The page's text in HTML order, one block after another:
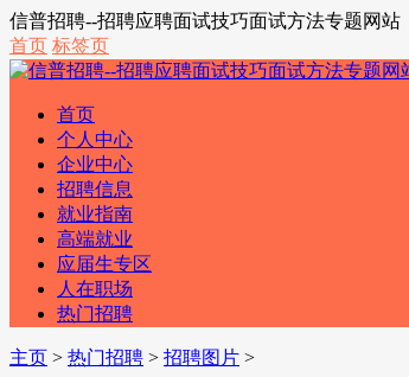
信普招聘--招聘应聘面试技巧面试方法专题网站
首页 标签页
首页
个人中心
企业中心
招聘信息
就业指南
高端就业
应届生专区
人在职场
热门招聘
主页 > 热门招聘 > 招聘图片 >